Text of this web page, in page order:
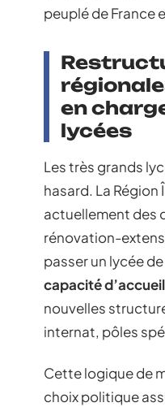
peuplé de France
en
lycées
Les très grands
hasard. La
actuellement des
rénovation-
passer un lycée de
capacité d’accueil
nouvelles
internat, pôles
Cette logique de
choix politique